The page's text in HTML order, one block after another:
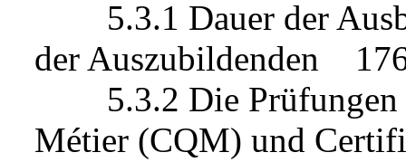
5.3.1 Dauer der
der Auszubildenden
5.3.2 Die Prüfungen
Métier (CQM) und